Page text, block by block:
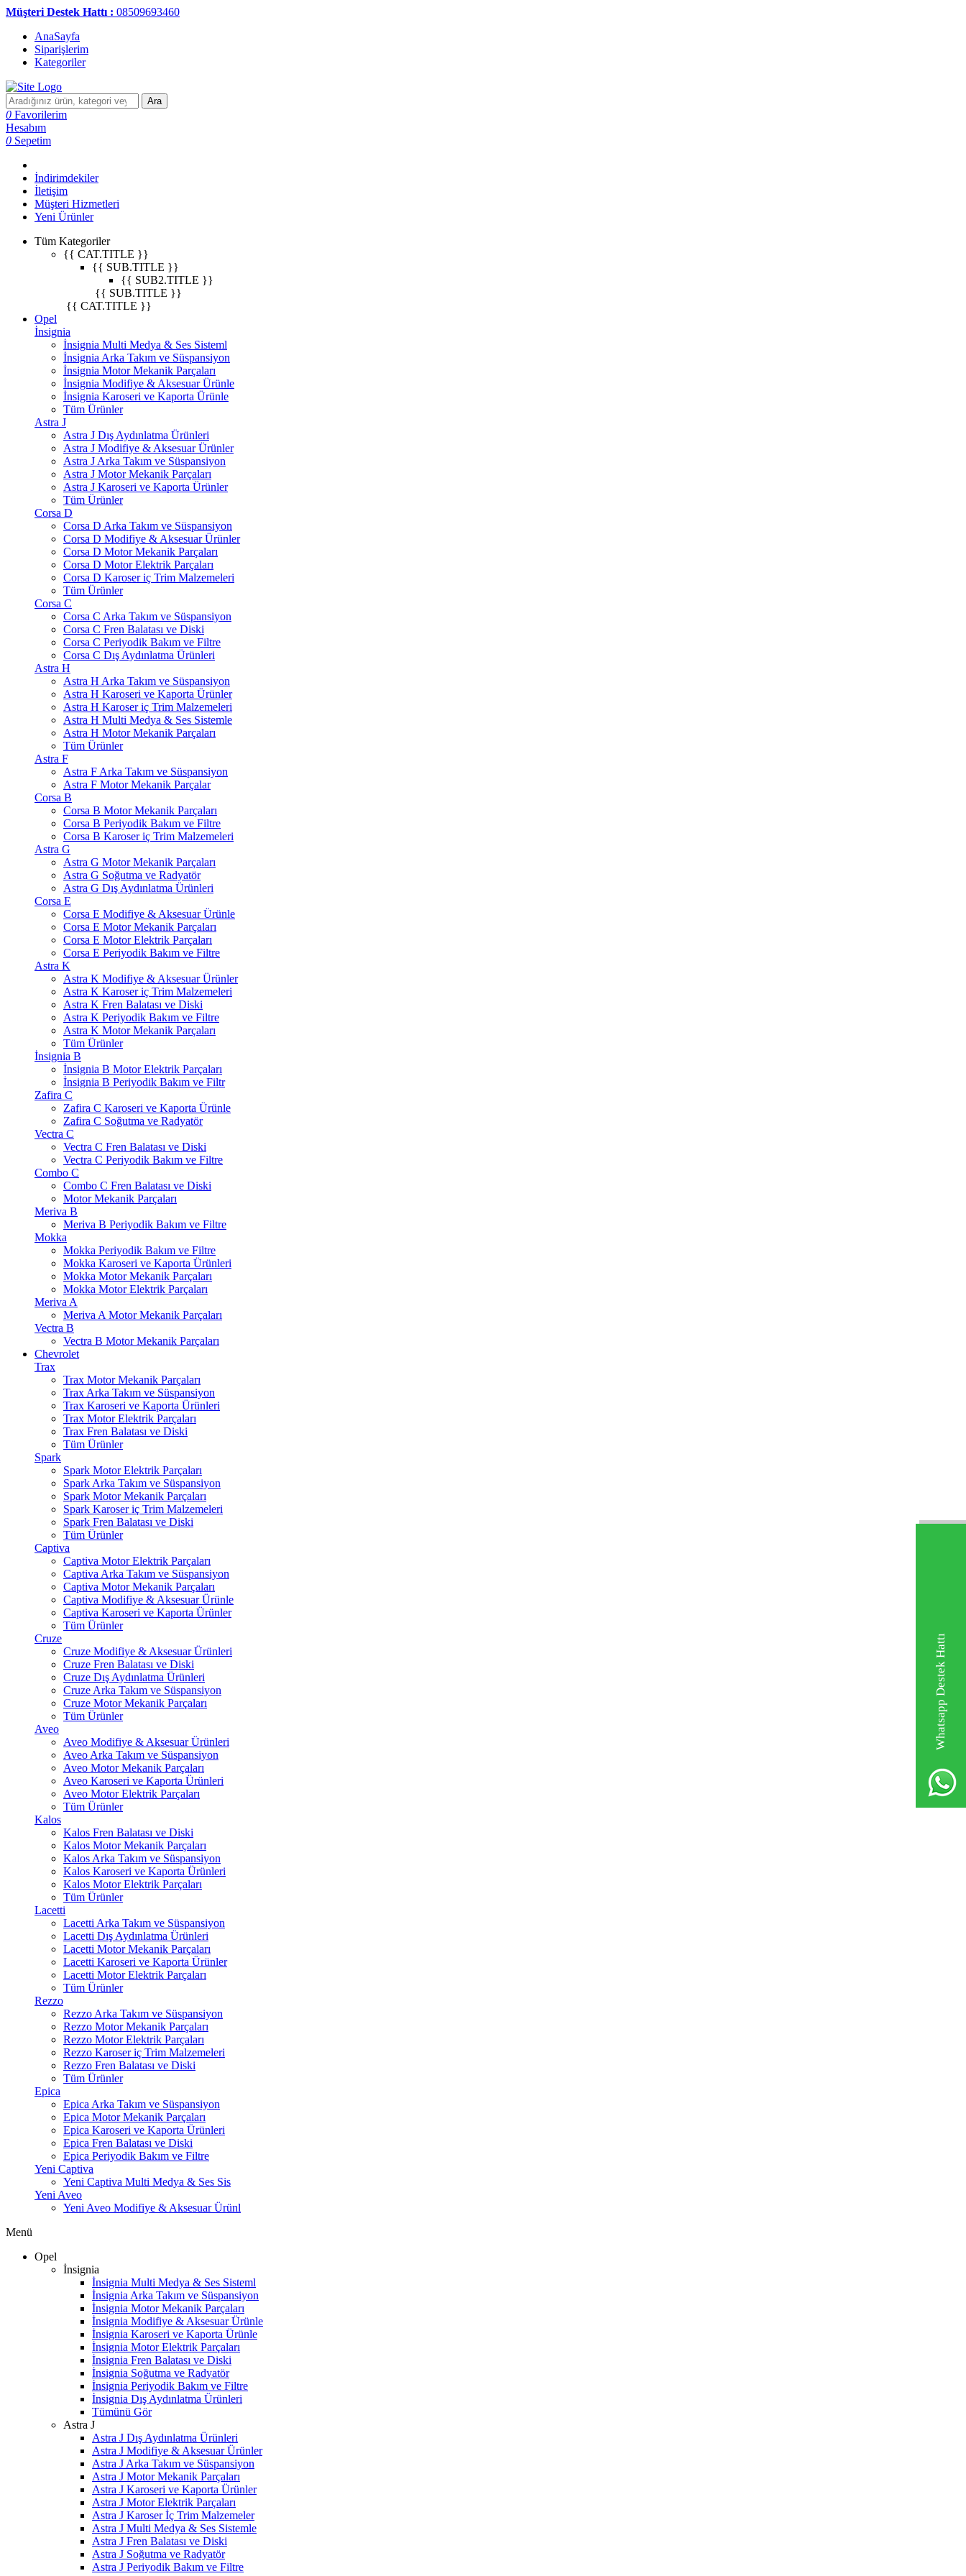
Whatsapp Destek Hattı
Müşteri Destek Hattı : 08509693460
AnaSayfa
Siparişlerim
Kategoriler
Ara
0 Favorilerim
Hesabım
0 Sepetim
İndirimdekiler
İletişim
Müşteri Hizmetleri
Yeni Ürünler
Tüm Kategoriler
{{ CAT.TITLE }}
{{ SUB.TITLE }}
{{ SUB2.TITLE }}
{{ SUB.TITLE }}
{{ CAT.TITLE }}
Opel
İnsignia
İnsignia Multi Medya & Ses Sisteml
İnsignia Arka Takım ve Süspansiyon
İnsignia Motor Mekanik Parçaları
İnsignia Modifiye & Aksesuar Ürünle
İnsignia Karoseri ve Kaporta Ürünle
Tüm Ürünler
Astra J
Astra J Dış Aydınlatma Ürünleri
Astra J Modifiye & Aksesuar Ürünler
Astra J Arka Takım ve Süspansiyon
Astra J Motor Mekanik Parçaları
Astra J Karoseri ve Kaporta Ürünler
Tüm Ürünler
Corsa D
Corsa D Arka Takım ve Süspansiyon
Corsa D Modifiye & Aksesuar Ürünler
Corsa D Motor Mekanik Parçaları
Corsa D Motor Elektrik Parçaları
Corsa D Karoser iç Trim Malzemeleri
Tüm Ürünler
Corsa C
Corsa C Arka Takım ve Süspansiyon
Corsa C Fren Balatası ve Diski
Corsa C Periyodik Bakım ve Filtre
Corsa C Dış Aydınlatma Ürünleri
Astra H
Astra H Arka Takım ve Süspansiyon
Astra H Karoseri ve Kaporta Ürünler
Astra H Karoser iç Trim Malzemeleri
Astra H Multi Medya & Ses Sistemle
Astra H Motor Mekanik Parçaları
Tüm Ürünler
Astra F
Astra F Arka Takım ve Süspansiyon
Astra F Motor Mekanik Parçalar
Corsa B
Corsa B Motor Mekanik Parçaları
Corsa B Periyodik Bakım ve Filtre
Corsa B Karoser iç Trim Malzemeleri
Astra G
Astra G Motor Mekanik Parçaları
Astra G Soğutma ve Radyatör
Astra G Dış Aydınlatma Ürünleri
Corsa E
Corsa E Modifiye & Aksesuar Ürünle
Corsa E Motor Mekanik Parçaları
Corsa E Motor Elektrik Parçaları
Corsa E Periyodik Bakım ve Filtre
Astra K
Astra K Modifiye & Aksesuar Ürünler
Astra K Karoser iç Trim Malzemeleri
Astra K Fren Balatası ve Diski
Astra K Periyodik Bakım ve Filtre
Astra K Motor Mekanik Parçaları
Tüm Ürünler
İnsignia B
İnsignia B Motor Elektrik Parçaları
İnsignia B Periyodik Bakım ve Filtr
Zafira C
Zafira C Karoseri ve Kaporta Ürünle
Zafira C Soğutma ve Radyatör
Vectra C
Vectra C Fren Balatası ve Diski
Vectra C Periyodik Bakım ve Filtre
Combo C
Combo C Fren Balatası ve Diski
Motor Mekanik Parçaları
Meriva B
Meriva B Periyodik Bakım ve Filtre
Mokka
Mokka Periyodik Bakım ve Filtre
Mokka Karoseri ve Kaporta Ürünleri
Mokka Motor Mekanik Parçaları
Mokka Motor Elektrik Parçaları
Meriva A
Meriva A Motor Mekanik Parçaları
Vectra B
Vectra B Motor Mekanik Parçaları
Chevrolet
Trax
Trax Motor Mekanik Parçaları
Trax Arka Takım ve Süspansiyon
Trax Karoseri ve Kaporta Ürünleri
Trax Motor Elektrik Parçaları
Trax Fren Balatası ve Diski
Tüm Ürünler
Spark
Spark Motor Elektrik Parçaları
Spark Arka Takım ve Süspansiyon
Spark Motor Mekanik Parçaları
Spark Karoser iç Trim Malzemeleri
Spark Fren Balatası ve Diski
Tüm Ürünler
Captiva
Captiva Motor Elektrik Parçaları
Captiva Arka Takım ve Süspansiyon
Captiva Motor Mekanik Parçaları
Captiva Modifiye & Aksesuar Ürünle
Captiva Karoseri ve Kaporta Ürünler
Tüm Ürünler
Cruze
Cruze Modifiye & Aksesuar Ürünleri
Cruze Fren Balatası ve Diski
Cruze Dış Aydınlatma Ürünleri
Cruze Arka Takım ve Süspansiyon
Cruze Motor Mekanik Parçaları
Tüm Ürünler
Aveo
Aveo Modifiye & Aksesuar Ürünleri
Aveo Arka Takım ve Süspansiyon
Aveo Motor Mekanik Parçaları
Aveo Karoseri ve Kaporta Ürünleri
Aveo Motor Elektrik Parçaları
Tüm Ürünler
Kalos
Kalos Fren Balatası ve Diski
Kalos Motor Mekanik Parçaları
Kalos Arka Takım ve Süspansiyon
Kalos Karoseri ve Kaporta Ürünleri
Kalos Motor Elektrik Parçaları
Tüm Ürünler
Lacetti
Lacetti Arka Takım ve Süspansiyon
Lacetti Dış Aydınlatma Ürünleri
Lacetti Motor Mekanik Parçaları
Lacetti Karoseri ve Kaporta Ürünler
Lacetti Motor Elektrik Parçaları
Tüm Ürünler
Rezzo
Rezzo Arka Takım ve Süspansiyon
Rezzo Motor Mekanik Parçaları
Rezzo Motor Elektrik Parçaları
Rezzo Karoser iç Trim Malzemeleri
Rezzo Fren Balatası ve Diski
Tüm Ürünler
Epica
Epica Arka Takım ve Süspansiyon
Epica Motor Mekanik Parçaları
Epica Karoseri ve Kaporta Ürünleri
Epica Fren Balatası ve Diski
Epica Periyodik Bakım ve Filtre
Yeni Captiva
Yeni Captiva Multi Medya & Ses Sis
Yeni Aveo
Yeni Aveo Modifiye & Aksesuar Ürünl
Menü
Opel
İnsignia
İnsignia Multi Medya & Ses Sisteml
İnsignia Arka Takım ve Süspansiyon
İnsignia Motor Mekanik Parçaları
İnsignia Modifiye & Aksesuar Ürünle
İnsignia Karoseri ve Kaporta Ürünle
İnsignia Motor Elektrik Parçaları
İnsignia Fren Balatası ve Diski
İnsignia Soğutma ve Radyatör
İnsignia Periyodik Bakım ve Filtre
İnsignia Dış Aydınlatma Ürünleri
Tümünü Gör
Astra J
Astra J Dış Aydınlatma Ürünleri
Astra J Modifiye & Aksesuar Ürünler
Astra J Arka Takım ve Süspansiyon
Astra J Motor Mekanik Parçaları
Astra J Karoseri ve Kaporta Ürünler
Astra J Motor Elektrik Parçaları
Astra J Karoser İç Trim Malzemeler
Astra J Multi Medya & Ses Sistemle
Astra J Fren Balatası ve Diski
Astra J Soğutma ve Radyatör
Astra J Periyodik Bakım ve Filtre